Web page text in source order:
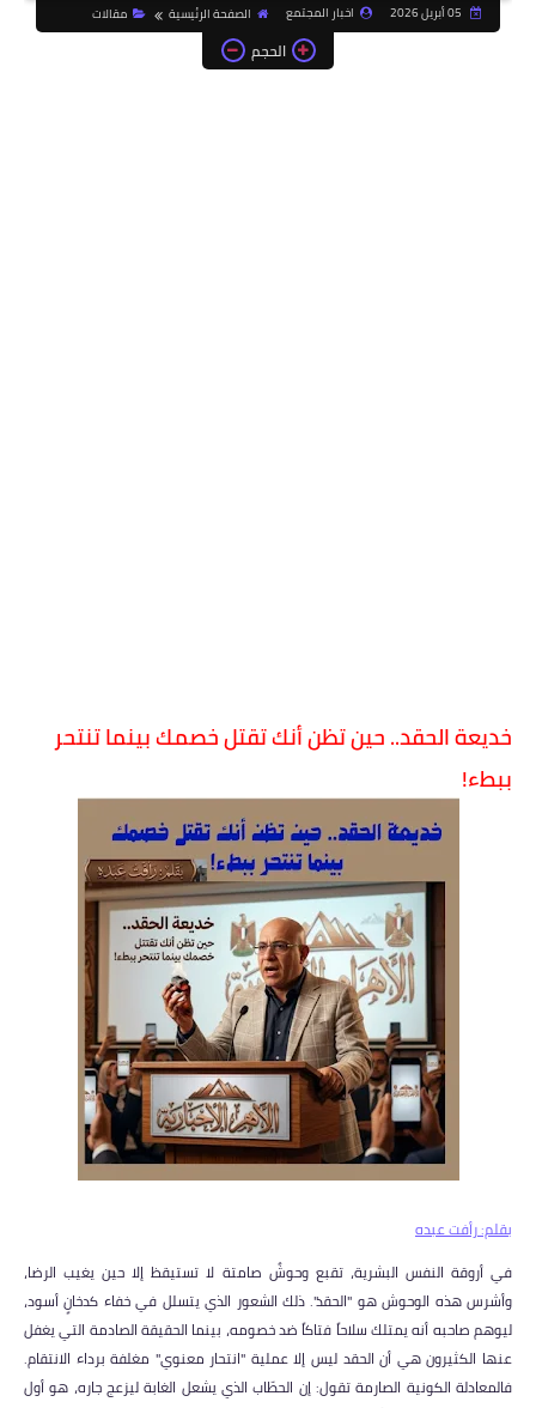
اخبار المجتمع الصفحة الرئيسية مقالات
الحجم
خديعة الحقد.. حين تظن أنك تقتل خصمك بينما تنتحر
ببطء!
بقلم: رأفت عبده
في أروقة النفس البشرية، تقبع وحوشٌ صامتة لا تستيقظ إلا حين يغيب الرضا،
وأشرس هذه الوحوش هو "الحقد". ذلك الشعور الذي يتسلل في خفاء كدخانٍ أسود،
ليوهم صاحبه أنه يمتلك سلاحاً فتاكاً ضد خصومه، بينما الحقيقة الصادمة التي يغفل
عنها الكثيرون هي أن الحقد ليس إلا عملية "انتحار معنوي" مغلفة برداء الانتقام.
فالمعادلة الكونية الصارمة تقول: إن الحطّاب الذي يشعل الغابة ليزعج جاره، هو أول